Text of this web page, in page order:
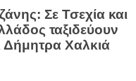
Σε Τσεχία και
ταξιδεύουν
Δήμητρα Χαλκιά